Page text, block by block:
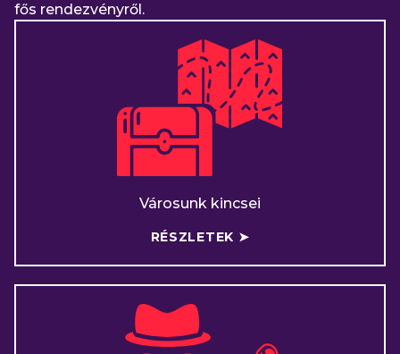
fős rendezvényről.
Városunk kincsei
RÉSZLETEK ➤